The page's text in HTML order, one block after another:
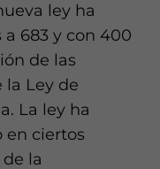
ley ha
683 y con 400
de las
Ley de
La ley ha
ciertos
la